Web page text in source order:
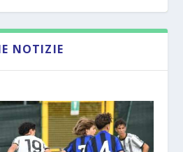
NOTIZIE